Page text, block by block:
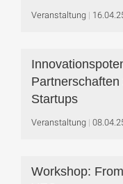
Veranstaltung
Startups
Veranstaltung
Workshop: